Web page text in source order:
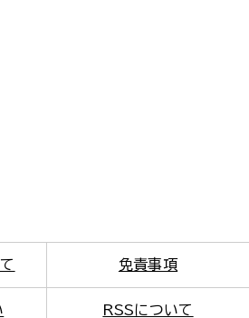
免責事項
RSSについて